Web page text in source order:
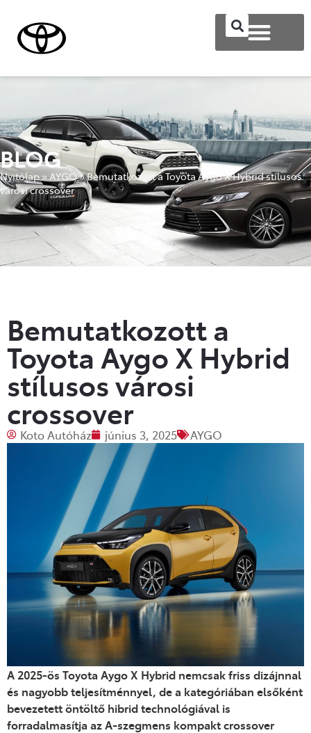
BLOG
Nyitólap»AYGO»Bemutatkozott a Toyota Aygo X Hybrid stílusos
városi crossover
Bemutatkozott a
Toyota Aygo X Hybrid
stílusos városi
crossover
Koto Autóház június 3, 2025 AYGO
A 2025-ös Toyota Aygo X Hybrid nemcsak friss dizájnnal
és nagyobb teljesítménnyel, de a kategóriában elsőként
bevezetett öntöltő hibrid technológiával is
forradalmasítja az A-szegmens kompakt crossover